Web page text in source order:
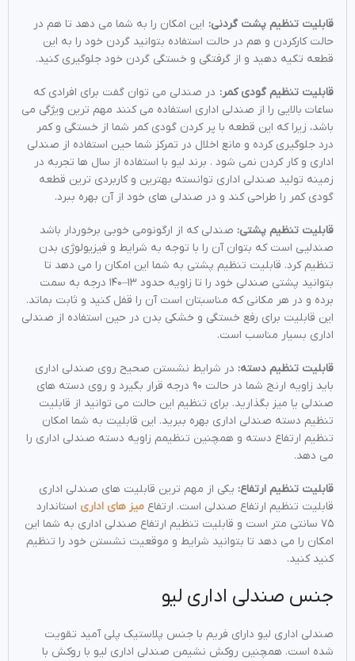
قابلیت تنظیم پشت گردنی: این امکان را به شما می دهد تا هم در
حالت کارکردن و هم در حالت استفاده بتوانید گردن خود را به این
قطعه تکیه دهید و از گرفتگی و خستگی گردن خود جلوگیری کنید.
قابلیت تنظیم گودی کمر: در صندلی می توان گفت برای افرادی که
ساعات بالایی را از صندلی اداری استفاده می کنند مهم ترین ویژگی می
باشد، زیرا که این قطعه با پر کردن گودی کمر شما از خستگی و کمر
درد جلوگیری کرده و مانع اخلال در تمرکز شما حین استفاده از صندلی
اداری و کار کردن نمی شود . برند لیو با استفاده از سال ها تجربه در
زمینه تولید صندلی اداری توانسته بهترین و کاربردی ترین قطعه
گودی کمر را طراحی کند و در صندلی های خود از آن بهره ببرد.
قابلیت تنظیم پشتی: صندلی که از ارگونومی خوبی برخوردار باشد
صندلیی است که بتوان آن را با توجه به شرایط و فیزیولوژی بدن
تنظیم کرد. قابلیت تنظیم پشتی به شما این امکان را می دهد تا
بتوانید پشتی صندلی خود را تا زاویه حدود ۱۳–۱۴۰ درجه به سمت
برده و در هر مکانی که مناسبتان است آن را قفل کنید و ثابت بماتد.
این قابلیت برای رفع خستگی و خشکی بدن در حین استفاده از صندلی
اداری بسیار مناسب است.
قابلیت تنظیم دسته: در شرایط نشستن صحیح روی صندلی اداری
باید زاویه ارنج شما در حالت ۹۰ درجه قرار بگیرد و روی دسته های
صندلی یا میز بگذارید. برای تنظیم این حالت می توانید از قابلیت
تنظیم دسته صندلی اداری بهره ببرید. این قابلیت به شما امکان
تنظیم ارتفاع دسته و همچنین تنظیمم زاویه دسته صندلی اداری را
می دهد.
قابلیت تنظیم ارتفاع: یکی از مهم ترین قابلیت های صندلی اداری
قابلیت تنظیم ارتفاع صندلی است. ارتفاع میز های اداری استاندارد
۷۵ سانتی متر است و قابلیت تنظیم ارتفاع صندلی اداری به شما این
امکان را می دهد تا بتوانید شرایط و موقعیت نشستن خود را تنظیم
کنید کنید.
جنس صندلی اداری لیو
صندلی اداری لیو دارای فریم با جنس پلاستیک پلی آمید تقویت
شده است. همچنین روکش نشیمن صندلی اداری لیو با روکش با